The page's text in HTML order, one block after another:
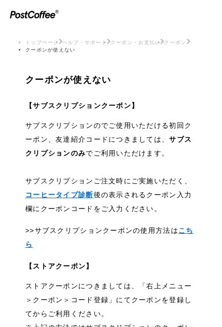
トップページ ヘルプ・サポート クーポン・お支払い
クーポン
クーポンが使えない
クーポンが使えない
【サブスクリプションクーポン】
サブスクリプションのでご使用いただける初回ク
ーポン、友達紹介コードにつきましては、サブス
クリプションのみでご利用いただけます。
サブスクリプションご注文時にご実施いただく、
コーヒータイプ診断後の表示されるクーポン入力
欄にクーポンコードをご入力ください。
>>サブスクリプションクーポンの使用方法はこち
ら
【ストアクーポン】
ストアクーポンにつきましては、「右上メニュー
＞クーポン＞コード登録」にてクーポンを登録し
てからご利用ください。